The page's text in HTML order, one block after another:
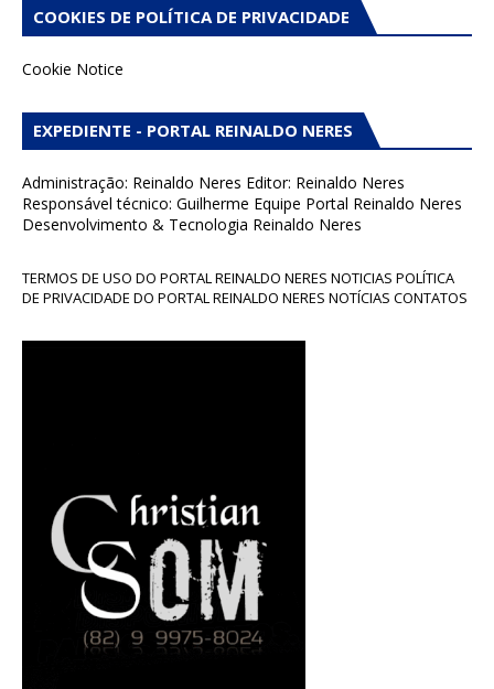
COOKIES DE POLÍTICA DE PRIVACIDADE
Cookie Notice
EXPEDIENTE - PORTAL REINALDO NERES
Administração: Reinaldo Neres Editor: Reinaldo Neres
Responsável técnico: Guilherme Equipe Portal Reinaldo Neres
Desenvolvimento & Tecnologia Reinaldo Neres
TERMOS DE USO DO PORTAL REINALDO NERES NOTICIAS POLÍTICA
DE PRIVACIDADE DO PORTAL REINALDO NERES NOTÍCIAS CONTATOS